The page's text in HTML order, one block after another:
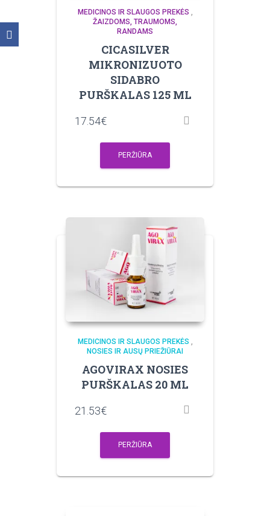
MEDICINOS IR SLAUGOS PREKĖS ,
ŽAIZDOMS, TRAUMOMS,
RANDAMS
CICASILVER
MIKRONIZUOTO
SIDABRO
PURŠKALAS 125 ML
17.54€
PERŽIŪRA
MEDICINOS IR SLAUGOS PREKĖS
NOSIES IR AUSŲ PRIEŽIŪRAI
AGOVIRAX NOSIES
PURŠKALAS 20 ML
21.53€
PERŽIŪRA